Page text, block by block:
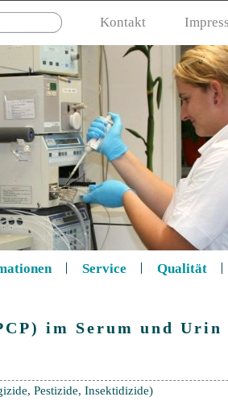
Kontakt
Service Qualität
im Serum und Urin
Pestizide, Insektidizide)